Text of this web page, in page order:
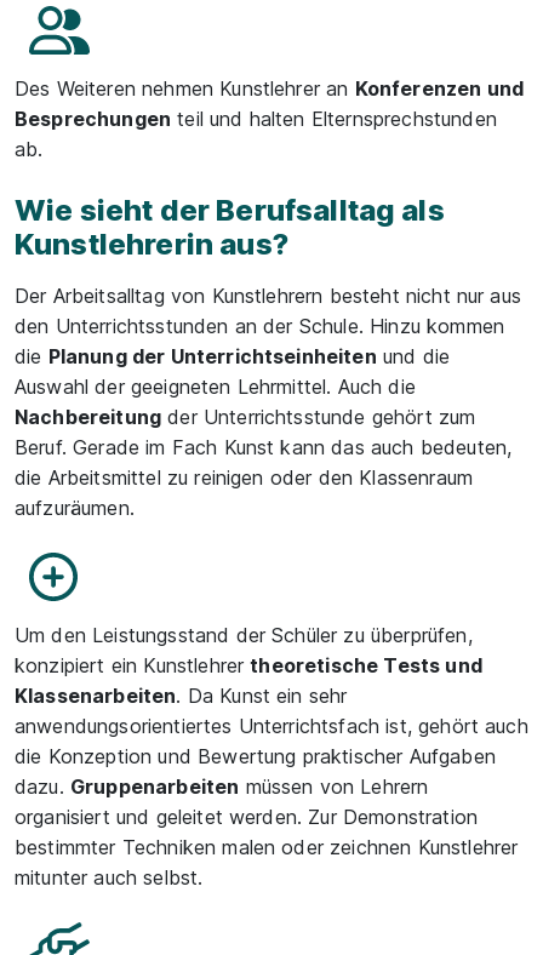
Des Weiteren nehmen Kunstlehrer an Konferenzen und
Besprechungen teil und halten Elternsprechstunden
ab.
Wie sieht der Berufsalltag als
Kunstlehrerin aus?
Der Arbeitsalltag von Kunstlehrern besteht nicht nur aus
den Unterrichtsstunden an der Schule. Hinzu kommen
die Planung der Unterrichtseinheiten und die
Auswahl der geeigneten Lehrmittel. Auch die
Nachbereitung der Unterrichtsstunde gehört zum
Beruf. Gerade im Fach Kunst kann das auch bedeuten,
die Arbeitsmittel zu reinigen oder den Klassenraum
aufzuräumen.
Um den Leistungsstand der Schüler zu überprüfen,
konzipiert ein Kunstlehrertheoretische Tests und
Klassenarbeiten. Da Kunst ein sehr
anwendungsorientiertes Unterrichtsfach ist, gehört auch
die Konzeption und Bewertung praktischer Aufgaben
dazu. Gruppenarbeiten müssen von Lehrern
organisiert und geleitet werden. Zur Demonstration
bestimmter Techniken malen oder zeichnen Kunstlehrer
mitunter auch selbst.